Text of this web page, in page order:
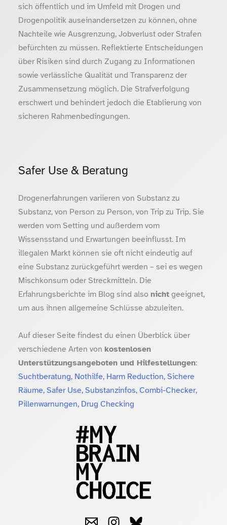
sich öffentlich und im Umfeld mit Drogen und
Drogenpolitik auseinandersetzen zu können, ohne
Nachteile wie Ausgrenzung, Jobverlust oder Strafen
befürchten zu müssen. Reflektierte Entscheidungen
über Risiken sind durch Zugang zu Informationen
sowie verlässliche Qualität und Transparenz der
Zusammensetzung möglich. Die Strafverfolgung
erschwert und behindert jedoch die Etablierung von
sicheren Rahmenbedingungen.
Safer Use & Beratung
Drogenerfahrungen variieren von Substanz zu
Substanz, von Person zu Person, von Trip zu Trip. Sie
werden vom Setting und außerdem vom
Wissensstand und Erwartungen beeinflusst. Im
illegalen Markt können sie oft nicht eindeutig auf
eine Substanz zurückgeführt werden – sei es wegen
Mischkonsum oder Streckmitteln. Die
Erfahrungsberichte im Blog sind also nichtgeeignet,
um aus ihnen allgemeine Schlüsse abzuleiten.
Auf dieser Seite findest du einen Überblick über
verschiedene Arten von kostenlosen
Unterstützungsangeboten und Hilfestellungen:
Suchtberatung, Nothilfe, Harm Reduction, Sichere
Räume, Safer Use, Substanzinfos, Combi-Checker,
Pillenwarnungen, Drug Checking